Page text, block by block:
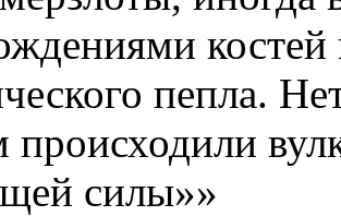
костей
пепла.
силы»»